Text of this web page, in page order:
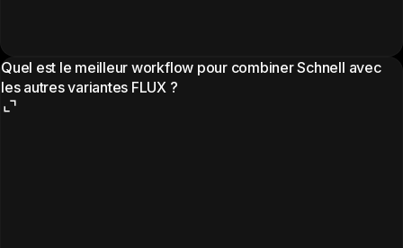
Quel est le meilleur workflow pour combiner Schnell avec
les autres variantes FLUX ?